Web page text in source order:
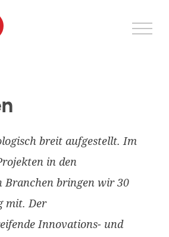
breit aufgestellt. Im
in den
Branchen bringen wir 30
mit. Der
Innovations- und